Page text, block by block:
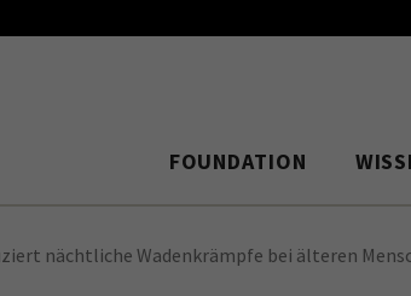
FOUNDATION
nächtliche Wadenkrämpfe bei älteren